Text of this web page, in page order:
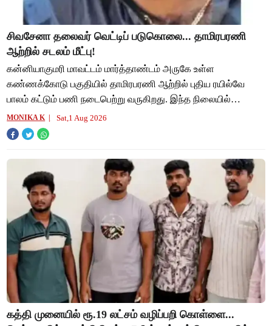
சிவசேனா தலைவர் வெட்டிப் படுகொலை... தாமிரபரணி
ஆற்றில் சடலம் மீட்பு!
கன்னியாகுமரி மாவட்டம் மார்த்தாண்டம் அருகே உள்ள
கண்ணக்கோடு பகுதியில் தாமிரபரணி ஆற்றில் புதிய ரயில்வே
பாலம் கட்டும் பணி நடைபெற்று வருகிறது. இந்த நிலையில்
பாலத்தின் அடியில் ஆண் சடலம் ஒன்று அழுகிய நிலையி
MONIKA K Sat,1 Aug 2026
கத்தி முனையில் ரூ.19 லட்சம் வழிப்பறி கொள்ளை...